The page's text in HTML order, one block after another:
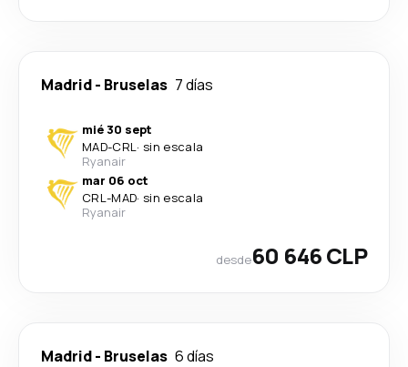
Madrid- Bruselas 7 días
mié 30 sept
MAD-CRL· sin escala
Ryanair
mar 06 oct
CRL-MAD· sin escala
Ryanair
desde60 646 CLP
Madrid- Bruselas 6 días